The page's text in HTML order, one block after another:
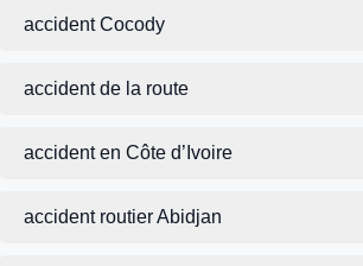
accident Cocody
accident de la route
accident en Côte d’Ivoire
accident routier Abidjan